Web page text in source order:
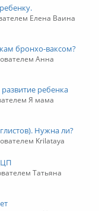
Елена Ваина
бронхо-ваксом?
Анна
ребенка
Я мама
Нужна ли?
Krilataya
Татьяна